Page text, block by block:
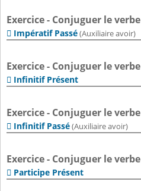
Exercice - Conjuguer le verbe
 Impératif Passé(Auxiliaire avoir)
Exercice - Conjuguer le verbe
 Infinitif Présent
Exercice - Conjuguer le verbe
 Infinitif Passé(Auxiliaire avoir)
Exercice - Conjuguer le verbe
 Participe Présent